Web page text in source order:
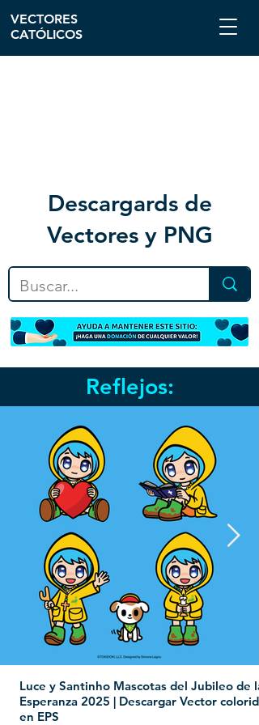
Descargards de
Vectores y PNG
VECTORES
CATÓLICOS
Reflejos:
Luce y Santinho Mascotas del Jubileo de la
Esperanza 2025 | Descargar Vector colorido
en EPS